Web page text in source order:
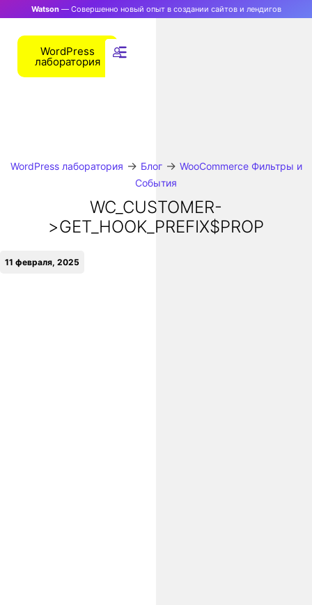
Watson— Совершенно новый опыт в создании сайтов и лендигов
WordPress
лаборатория
WordPress лаборатория → Блог→ WooCommerce Фильтры и
События
WC_CUSTOMER-
>GET_HOOK_PREFIX$PROP
11 февраля, 2025